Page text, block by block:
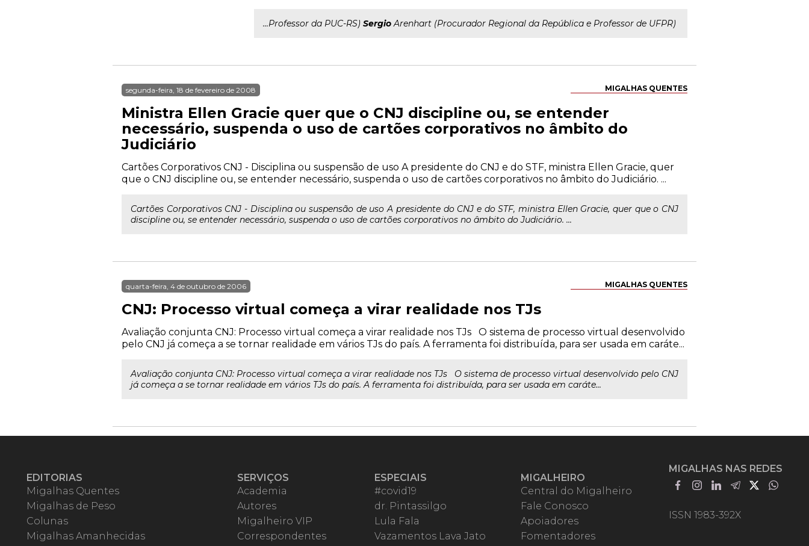
...Professor da PUC-RS) SergioArenhart (Procurador Regional da República e Professor de UFPR)
MIGALHAS QUENTES
segunda-feira, 18 de fevereiro de 2008
Ministra Ellen Gracie quer que o CNJ discipline ou, se entender
necessário, suspenda o uso de cartões corporativos no âmbito do
Judiciário
Cartões Corporativos CNJ - Disciplina ou suspensão de uso A presidente do CNJ e do STF, ministra Ellen Gracie, quer
que o CNJ discipline ou, se entender necessário, suspenda o uso de cartões corporativos no âmbito do Judiciário. ...
Cartões Corporativos CNJ - Disciplina ou suspensão de uso A presidente do CNJ e do STF, ministra Ellen Gracie, quer que o CNJ
discipline ou, se entender necessário, suspenda o uso de cartões corporativos no âmbito do Judiciário. ...
MIGALHAS QUENTES
quarta-feira, 4 de outubro de 2006
CNJ: Processo virtual começa a virar realidade nos TJs
Avaliação conjunta CNJ: Processo virtual começa a virar realidade nos TJs O sistema de processo virtual desenvolvido
pelo CNJ já começa a se tornar realidade em vários TJs do país. A ferramenta foi distribuída, para ser usada em caráte...
Avaliação conjunta CNJ: Processo virtual começa a virar realidade nos TJs O sistema de processo virtual desenvolvido pelo CNJ
já começa a se tornar realidade em vários TJs do país. A ferramenta foi distribuída, para ser usada em caráte...
EDITORIAS
Migalhas Quentes
Migalhas de Peso
Colunas
Migalhas Amanhecidas
SERVIÇOS
Academia
Autores
Migalheiro VIP
Correspondentes
ESPECIAIS
#covid19
dr. Pintassilgo
Lula Fala
Vazamentos Lava Jato
MIGALHEIRO
Central do Migalheiro
Fale Conosco
Apoiadores
Fomentadores
MIGALHAS NAS REDES
ISSN 1983-392X